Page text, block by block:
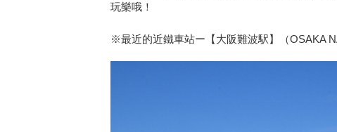
玩樂哦！
※最近的近鐵車站ー【大阪難波駅】（OSAKA